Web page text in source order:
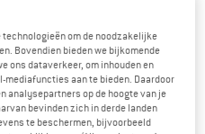
tot -15%
om de noodzakelijke
Bovendien bieden we bijkomende
ons dataverkeer, om inhouden en
aan te bieden. Daardoor
analysepartners op de hoogte van je
bevinden zich in derde landen
te beschermen, bijvoorbeeld